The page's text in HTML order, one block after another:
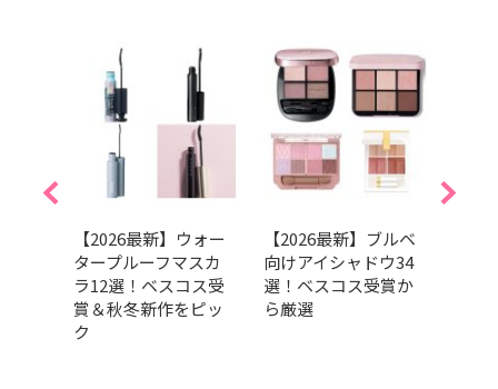
【2026最新】ウォー
タープルーフマスカ
ラ12選！ベスコス受
賞＆秋冬新作をピッ
ク
【2026最新】ブルベ
向けアイシャドウ34
選！ベスコス受賞か
ら厳選